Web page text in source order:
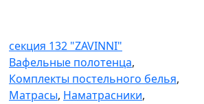
секция 132 "ZAVINNI"
Вафельные полотенца,
Комплекты постельного белья,
Матрасы, Наматрасники,